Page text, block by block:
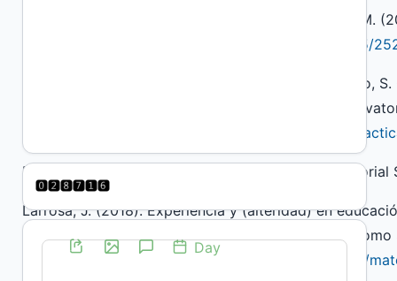
Caballero, M.; Davis, F.; Butler Tau, G.; Tabarrozzi,
https://doi.org/10.24215/
Canut Ledo, P. (2014). Buenas Prácticas. En Romero,
Manual Atalaya, Apoyo a la Gestión Cultural.
http://atalayagestioncultural.es/capitulo/buenas-
Freire, P. (1983). ¿Extensión o Comunicación? Editorial
Larrosa, J. (2018). Experiencia y (alteridad) en
Experiencia y alteridad en educación. FLACSO y
http://www.ceip.edu.uy/documentos/2018/ifs/dapg/